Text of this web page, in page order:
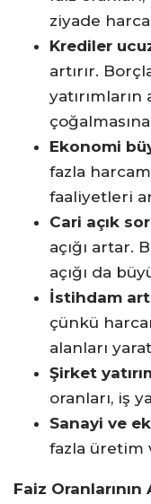
ziyade
Krediler
artırır.
Ekonomi
fazla
faaliyetleri
Cari açık
açığı artar.
açığı da
İstihdam
çünkü
alanları
Şirket
oranları, iş
Sanayi ve
fazla üretim
Faiz